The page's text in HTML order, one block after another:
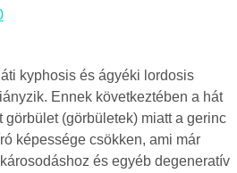
kyphosis és ágyéki lordosis
Ennek következtében a hát
görbület (görbületek) miatt a gerinc
képessége csökken, ami már
és egyéb degeneratív